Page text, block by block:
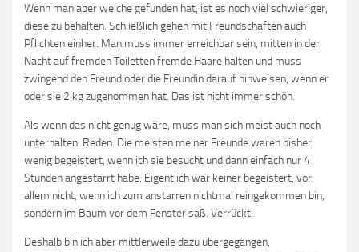
Wenn man aber welche gefunden hat, ist es noch viel schwieriger,
diese zu behalten. Schließlich gehen mit Freundschaften auch
Pflichten einher. Man muss immer erreichbar sein, mitten in der
Nacht auf fremden Toiletten fremde Haare halten und muss
zwingend den Freund oder die Freundin darauf hinweisen, wenn er
oder sie 2 kg zugenommen hat. Das ist nicht immer schön.
Als wenn das nicht genug wäre, muss man sich meist auch noch
unterhalten. Reden. Die meisten meiner Freunde waren bisher
wenig begeistert, wenn ich sie besucht und dann einfach nur 4
Stunden angestarrt habe. Eigentlich war keiner begeistert, vor
allem nicht, wenn ich zum anstarren nichtmal reingekommen bin,
sondern im Baum vor dem Fenster saß. Verrückt.
Deshalb bin ich aber mittlerweile dazu übergegangen,